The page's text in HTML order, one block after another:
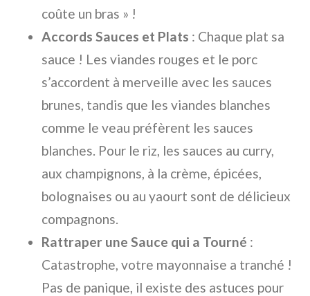
coûte un bras » !
Accords Sauces et Plats : Chaque plat sa
sauce ! Les viandes rouges et le porc
s’accordent à merveille avec les sauces
brunes, tandis que les viandes blanches
comme le veau préfèrent les sauces
blanches. Pour le riz, les sauces au curry,
aux champignons, à la crème, épicées,
bolognaises ou au yaourt sont de délicieux
compagnons.
Rattraper une Sauce qui a Tourné :
Catastrophe, votre mayonnaise a tranché !
Pas de panique, il existe des astuces pour